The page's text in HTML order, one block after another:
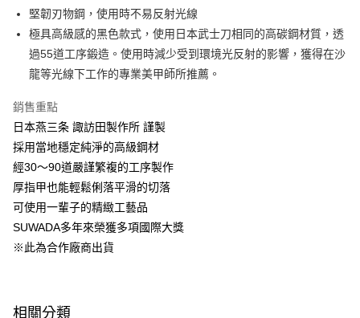
大哥付你分期
相關說明
【大哥付你分期使用說明】
1.本服務由台灣大哥大提供，台灣大哥大用戶可立即使用無須另外申請。
流程，驗證手機門號後，選擇欲分期的期數、繳款截止日，確認付款後即完
成交易。
3.實際核准額度、可分期數及費用金額請依後續交易確認頁面所載為準。
4.訂單成立30分鐘內，如未前往確認交易或遇審核未通過，訂單將自動取
消。如遇「轉專審核」未通過狀況，表示未達大哥付你分期系統評分，恕無
法說明評估內容。
1.分期款項不併入電信帳單，「大哥付你分期」於每月結算日後寄送繳費提
醒簡訊。
2.透過簡訊連結打開帳單後，可選擇「超商條碼／台灣大直營門市／銀行轉
帳／街口支付／iPASS MONEY」等通路繳費。
用戶於交易時，得透過本服務購買商品或服務，並由商店將買賣／分期付款
ATM付款
運送方式
宅配【父親節大回饋】限時$299免運
每筆NT$150，滿NT$299(含以上)免運費
堅韌刃物鋼，使用時不易反射光線
極具高級感的黑色款式，使用日本武士刀相同的高碳鋼材質，透
過55道工序鍛造。使用時減少受到環境光反射的影響，獲得在沙
龍等光線下工作的專業美甲師所推薦。
銷售重點
日本燕三条 諏訪田製作所 謹製
採用當地穩定純淨的高級鋼材
經30～90道嚴謹繁複的工序製作
厚指甲也能輕鬆俐落平滑的切落
可使用一輩子的精緻工藝品
SUWADA多年來榮獲多項國際大獎
※此為合作廠商出貨
相關分類